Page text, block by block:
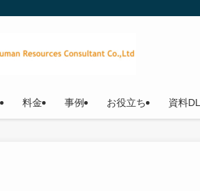
料金 事例 お役立ち 資料DL